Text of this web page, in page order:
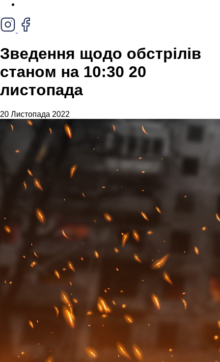
Зведення щодо обстрілів
станом на 10:30 20
листопада
20 Листопада 2022